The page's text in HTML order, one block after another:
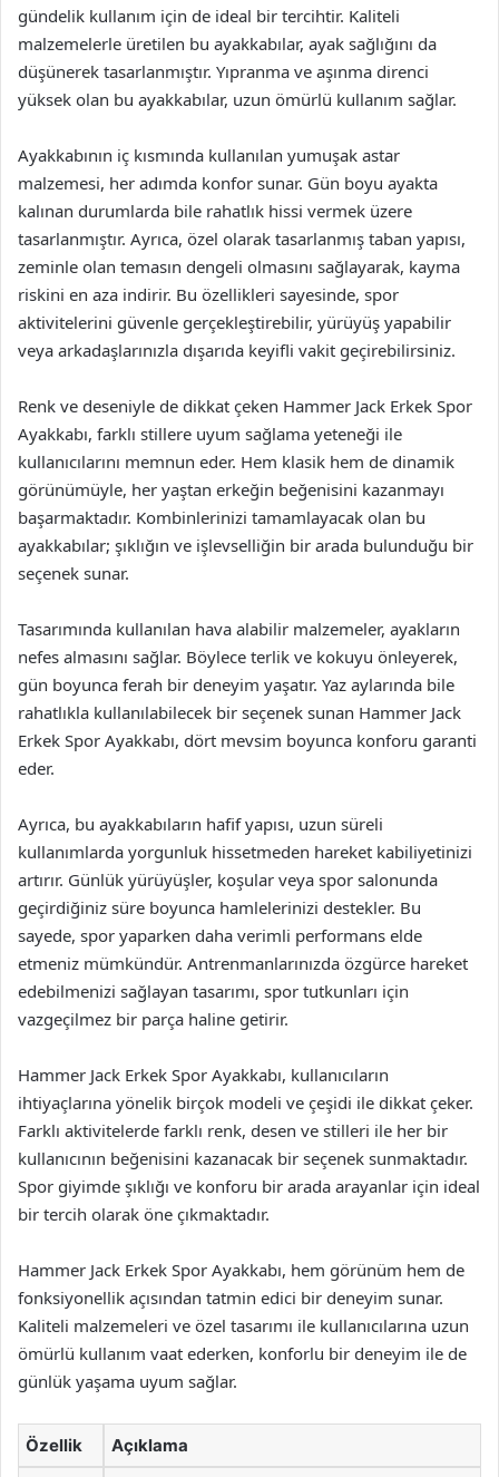
gündelik kullanım için de ideal bir tercihtir. Kaliteli
malzemelerle üretilen bu ayakkabılar, ayak sağlığını da
düşünerek tasarlanmıştır. Yıpranma ve aşınma direnci
yüksek olan bu ayakkabılar, uzun ömürlü kullanım sağlar.
Ayakkabının iç kısmında kullanılan yumuşak astar
malzemesi, her adımda konfor sunar. Gün boyu ayakta
kalınan durumlarda bile rahatlık hissi vermek üzere
tasarlanmıştır. Ayrıca, özel olarak tasarlanmış taban yapısı,
zeminle olan temasın dengeli olmasını sağlayarak, kayma
riskini en aza indirir. Bu özellikleri sayesinde, spor
aktivitelerini güvenle gerçekleştirebilir, yürüyüş yapabilir
veya arkadaşlarınızla dışarıda keyifli vakit geçirebilirsiniz.
Renk ve deseniyle de dikkat çeken Hammer Jack Erkek Spor
Ayakkabı, farklı stillere uyum sağlama yeteneği ile
kullanıcılarını memnun eder. Hem klasik hem de dinamik
görünümüyle, her yaştan erkeğin beğenisini kazanmayı
başarmaktadır. Kombinlerinizi tamamlayacak olan bu
ayakkabılar; şıklığın ve işlevselliğin bir arada bulunduğu bir
seçenek sunar.
Tasarımında kullanılan hava alabilir malzemeler, ayakların
nefes almasını sağlar. Böylece terlik ve kokuyu önleyerek,
gün boyunca ferah bir deneyim yaşatır. Yaz aylarında bile
rahatlıkla kullanılabilecek bir seçenek sunan Hammer Jack
Erkek Spor Ayakkabı, dört mevsim boyunca konforu garanti
eder.
Ayrıca, bu ayakkabıların hafif yapısı, uzun süreli
kullanımlarda yorgunluk hissetmeden hareket kabiliyetinizi
artırır. Günlük yürüyüşler, koşular veya spor salonunda
geçirdiğiniz süre boyunca hamlelerinizi destekler. Bu
sayede, spor yaparken daha verimli performans elde
etmeniz mümkündür. Antrenmanlarınızda özgürce hareket
edebilmenizi sağlayan tasarımı, spor tutkunları için
vazgeçilmez bir parça haline getirir.
Hammer Jack Erkek Spor Ayakkabı, kullanıcıların
ihtiyaçlarına yönelik birçok modeli ve çeşidi ile dikkat çeker.
Farklı aktivitelerde farklı renk, desen ve stilleri ile her bir
kullanıcının beğenisini kazanacak bir seçenek sunmaktadır.
Spor giyimde şıklığı ve konforu bir arada arayanlar için ideal
bir tercih olarak öne çıkmaktadır.
Hammer Jack Erkek Spor Ayakkabı, hem görünüm hem de
fonksiyonellik açısından tatmin edici bir deneyim sunar.
Kaliteli malzemeleri ve özel tasarımı ile kullanıcılarına uzun
ömürlü kullanım vaat ederken, konforlu bir deneyim ile de
günlük yaşama uyum sağlar.
Özellik Açıklama